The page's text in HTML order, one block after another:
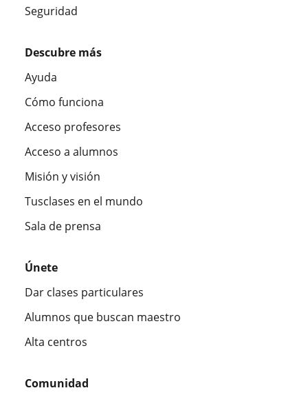
Seguridad
Descubre más
Ayuda
Cómo funciona
Acceso profesores
Acceso a alumnos
Misión y visión
Tusclases en el mundo
Sala de prensa
Únete
Dar clases particulares
Alumnos que buscan maestro
Alta centros
Comunidad